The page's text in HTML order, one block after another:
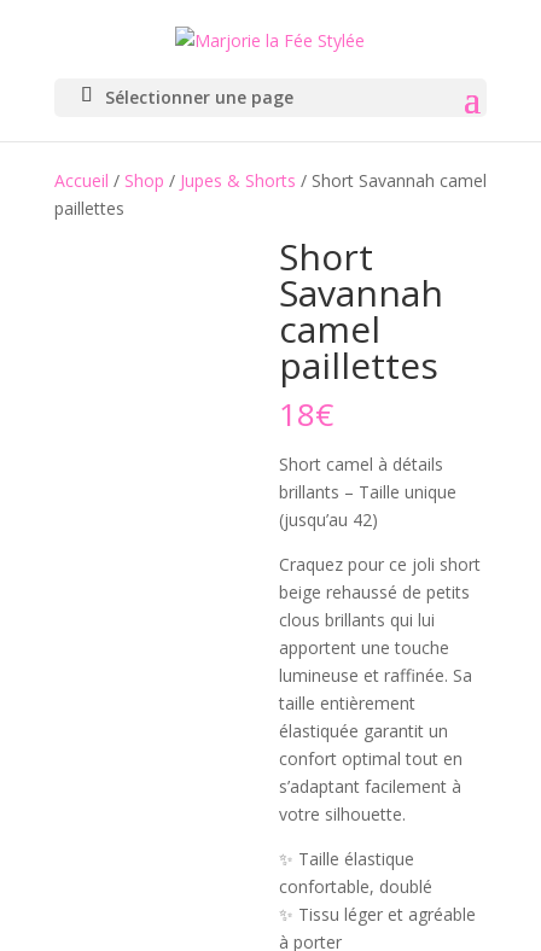
Sélectionner une page
Accueil / Shop / Jupes & Shorts / Short Savannah camel
paillettes
Short
Savannah
camel
paillettes
18€
Short camel à détails
brillants – Taille unique
(jusqu’au 42)
Craquez pour ce joli short
beige rehaussé de petits
clous brillants qui lui
apportent une touche
lumineuse et raffinée. Sa
taille entièrement
élastiquée garantit un
confort optimal tout en
s’adaptant facilement à
votre silhouette.
✨ Taille élastique
confortable, doublé
✨ Tissu léger et agréable
à porter